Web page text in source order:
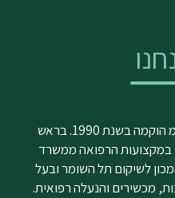
אֹפק אורתופדיה שיקומית בע"מ הוקמה בשנת 1990. בראש
הרפואה ממשרד
22821), בוגר המכון לשיקום תל השומר ובעל
מכשירים והנעלה רפואית.